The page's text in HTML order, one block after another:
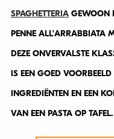
SPAGHETTERIAGEWOON
PENNE ALL’ARRABBIATA
DEZE ONVERVALSTE
IS EEN GOED
INGREDIËNTEN EN EEN
VAN EEN PASTA OP TAFEL.